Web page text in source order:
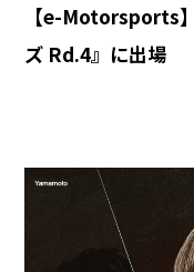
【e-Motorsports
ズ Rd.4』に出場